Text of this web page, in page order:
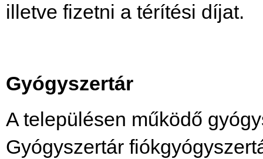
illetve fizetni a térítési díjat.
Gyógyszertár
A településen működő
Gyógyszertár